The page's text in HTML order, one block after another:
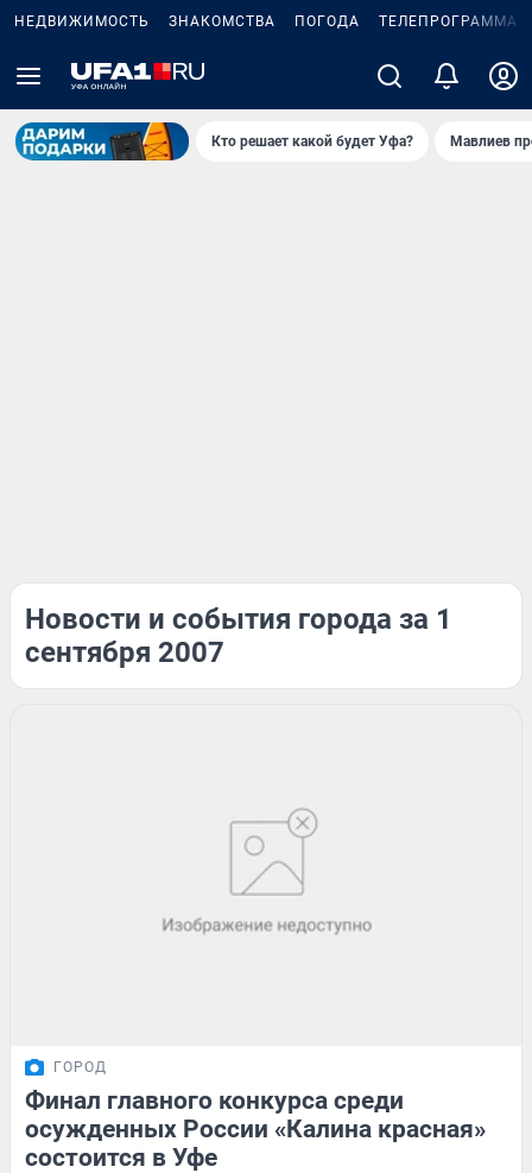
НЕДВИЖИМОСТЬ ЗНАКОМСТВА ПОГОДА ТЕЛЕПРОГРАММА
Кто решает какой будет Уфа? Мавлиев
Новости и события города за 1
сентября 2007
ГОРОД
Финал главного конкурса среди
осужденных России «Калина красная»
состоится в Уфе